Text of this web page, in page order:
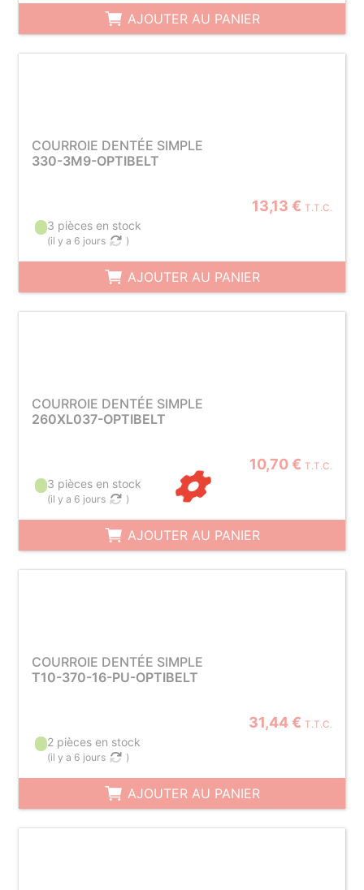
AJOUTER AU PANIER
COURROIE DENTÉE SIMPLE
330-3M9-OPTIBELT
13,13 € T.T.C.
3 pièces en stock
(il y a 6 jours )
AJOUTER AU PANIER
COURROIE DENTÉE SIMPLE
260XL037-OPTIBELT
10,70 € T.T.C.
3 pièces en stock
(il y a 6 jours )
AJOUTER AU PANIER
COURROIE DENTÉE SIMPLE
T10-370-16-PU-OPTIBELT
31,44 € T.T.C.
2 pièces en stock
(il y a 6 jours )
AJOUTER AU PANIER